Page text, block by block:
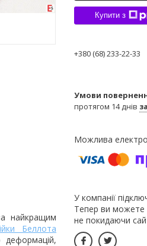
найкращим
Беллота
деформацій,
Купити з
+380 (68) 233-22-33
протягом 14 днів
У компанії
Тепер ви можете
не покидаючи